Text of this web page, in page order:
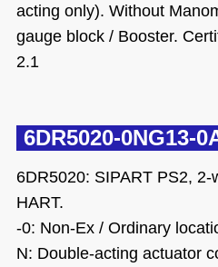
acting only). Without
gauge block / Booster.
2.1
6DR5020-0NG13-
6DR5020: SIPART PS2,
HART.
-0: Non-Ex / Ordinary
N: Double-acting actuator